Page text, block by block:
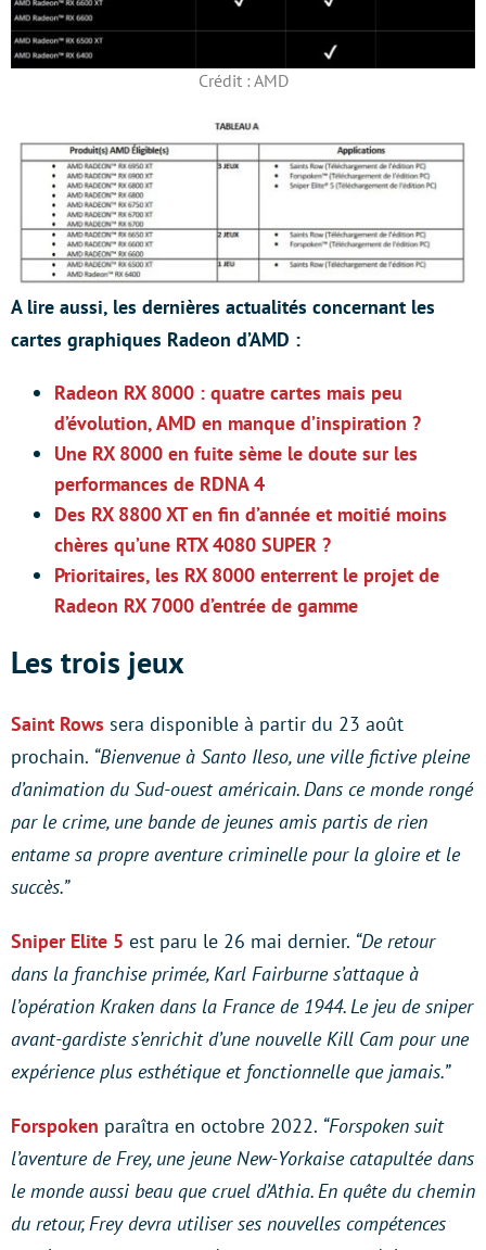
Crédit : AMD
A lire aussi, les dernières actualités concernant les
cartes graphiques Radeon d’AMD :
Radeon RX 8000 : quatre cartes mais peu
d’évolution, AMD en manque d’inspiration ?
Une RX 8000 en fuite sème le doute sur les
performances de RDNA 4
Des RX 8800 XT en fin d’année et moitié moins
chères qu’une RTX 4080 SUPER ?
Prioritaires, les RX 8000 enterrent le projet de
Radeon RX 7000 d’entrée de gamme
Les trois jeux
Saint Rows sera disponible à partir du 23 août
prochain. “Bienvenue à Santo Ileso, une ville fictive pleine
d’animation du Sud-ouest américain. Dans ce monde rongé
par le crime, une bande de jeunes amis partis de rien
entame sa propre aventure criminelle pour la gloire et le
succès.”
Sniper Elite 5 est paru le 26 mai dernier. “De retour
dans la franchise primée, Karl Fairburne s’attaque à
l’opération Kraken dans la France de 1944. Le jeu de sniper
avant-gardiste s’enrichit d’une nouvelle Kill Cam pour une
expérience plus esthétique et fonctionnelle que jamais.”
Forspoken paraîtra en octobre 2022. “Forspoken suit
l’aventure de Frey, une jeune New-Yorkaise catapultée dans
le monde aussi beau que cruel d’Athia. En quête du chemin
du retour, Frey devra utiliser ses nouvelles compétences